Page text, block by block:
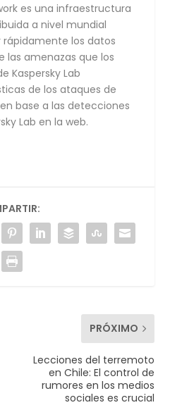
es una infraestructura
a nivel mundial
los datos
las amenazas que los
Kaspersky Lab
de los ataques de
base a las detecciones
Lab en la web.
PRÓXIMO
Lecciones del terremoto
en Chile: El control de
rumores en los medios
sociales es crucial